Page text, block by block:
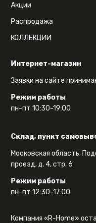
Интернет-магазин
Заявки на сайте
Режим работы
пн-пт 10:30-19:00
Склад, пункт
Московская область,
проезд, д. 4, стр. 6
Режим работы
пн-пт 12:30-17:00
Акции
Распродажа
КОЛЛЕКЦИИ
Компания «R-Home»